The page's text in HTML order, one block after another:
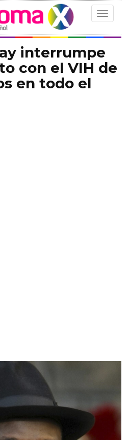
Toggle
interrumpe
con el VIH de
en todo el